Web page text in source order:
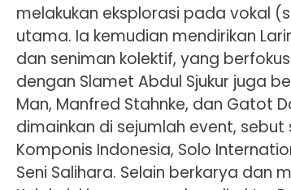
melakukan eksplorasi pada vokal
utama. Ia kemudian mendirikan
dan seniman kolektif, yang
dengan Slamet Abdul Sjukur juga
Man, Manfred Stahnke, dan Gatot
dimainkan di sejumlah event,
Komponis Indonesia, Solo
Seni Salihara. Selain berkarya dan